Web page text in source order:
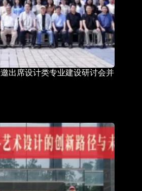
出席设计类专业建设研讨会并